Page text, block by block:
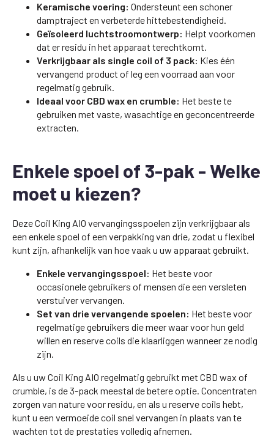
Keramische voering: Ondersteunt een schoner
damptraject en verbeterde hittebestendigheid.
Geïsoleerd luchtstroomontwerp: Helpt voorkomen
dat er residu in het apparaat terechtkomt.
Verkrijgbaar als single coil of 3 pack: Kies één
vervangend product of leg een voorraad aan voor
regelmatig gebruik.
Ideaal voor CBD wax en crumble: Het beste te
gebruiken met vaste, wasachtige en geconcentreerde
extracten.
Enkele spoel of 3-pak - Welke
moet u kiezen?
Deze Coil King AIO vervangingsspoelen zijn verkrijgbaar als
een enkele spoel of een verpakking van drie, zodat u flexibel
kunt zijn, afhankelijk van hoe vaak u uw apparaat gebruikt.
Enkele vervangingsspoel: Het beste voor
occasionele gebruikers of mensen die een versleten
verstuiver vervangen.
Set van drie vervangende spoelen: Het beste voor
regelmatige gebruikers die meer waar voor hun geld
willen en reserve coils die klaarliggen wanneer ze nodig
zijn.
Als u uw Coil King AIO regelmatig gebruikt met CBD wax of
crumble, is de 3-pack meestal de betere optie. Concentraten
zorgen van nature voor residu, en als u reserve coils hebt,
kunt u een vermoeide coil snel vervangen in plaats van te
wachten tot de prestaties volledig afnemen.